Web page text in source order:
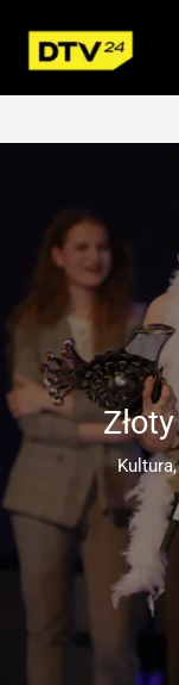
treści
Kultura